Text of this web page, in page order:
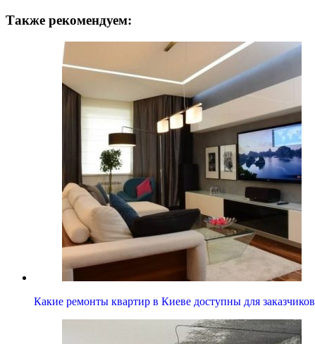
Также рекомендуем:
Какие ремонты квартир в Киеве доступны для заказчиков